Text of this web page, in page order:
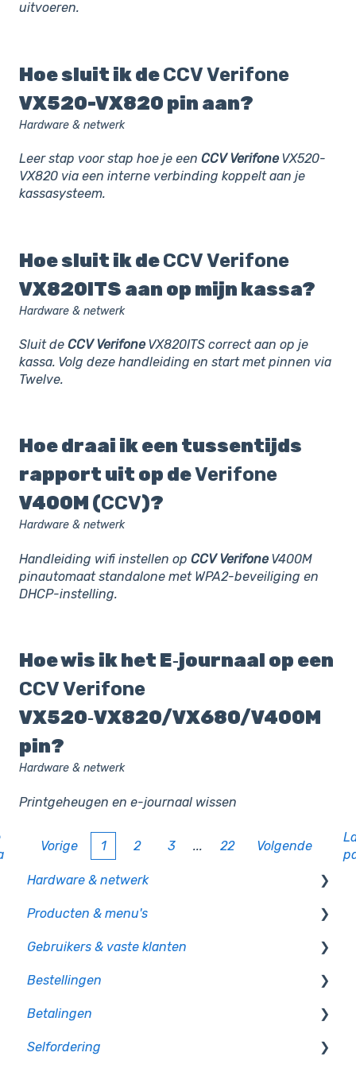
uitvoeren.
Hoe sluit ik deCCVVerifone
VX520-VX820 pin aan?
Hardware & netwerk
Leer stap voor stap hoe je een CCV Verifone VX520-
VX820 via een interne verbinding koppelt aan je
kassasysteem.
Hoe sluit ik deCCVVerifone
VX820ITS aan op mijn kassa?
Hardware & netwerk
Sluit de CCV Verifone VX820ITS correct aan op je
kassa. Volg deze handleiding en start met pinnen via
Twelve.
Hoe draai ik een tussentijds
rapport uit op deVerifone
V400M (CCV)?
Hardware & netwerk
Handleiding wifi instellen op CCV Verifone V400M
pinautomaat standalone met WPA2-beveiliging en
DHCP-instelling.
Hoe wis ik het E‑journaal op een
CCVVerifone
VX520‑VX820/VX680/V400M
pin?
Hardware & netwerk
Printgeheugen en e-journaal wissen
Vorige 1 2 3 ... 22 Volgende
Hardware & netwerk
Kassa
PIO
CCV pinautomaten
Randapparatuur
Mollie pinautomaten
Producten & menu's
Producten
Productcategorie & indeling
Supplementen
Voorraad
Gebruikers & vaste klanten
Gebruikersbeheer
Rechten en authorisatie
Bestellingen
Op bon
Op rekening betalen
Betalingen
Betaalmethoden
Selfordering